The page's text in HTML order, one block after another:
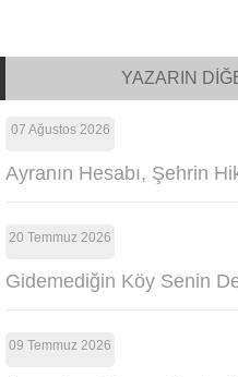
YAZARIN
07 Ağustos 2026
Ayranın Hesabı, Şehrin
20 Temmuz 2026
Gidemediğin Köy Senin
09 Temmuz 2026